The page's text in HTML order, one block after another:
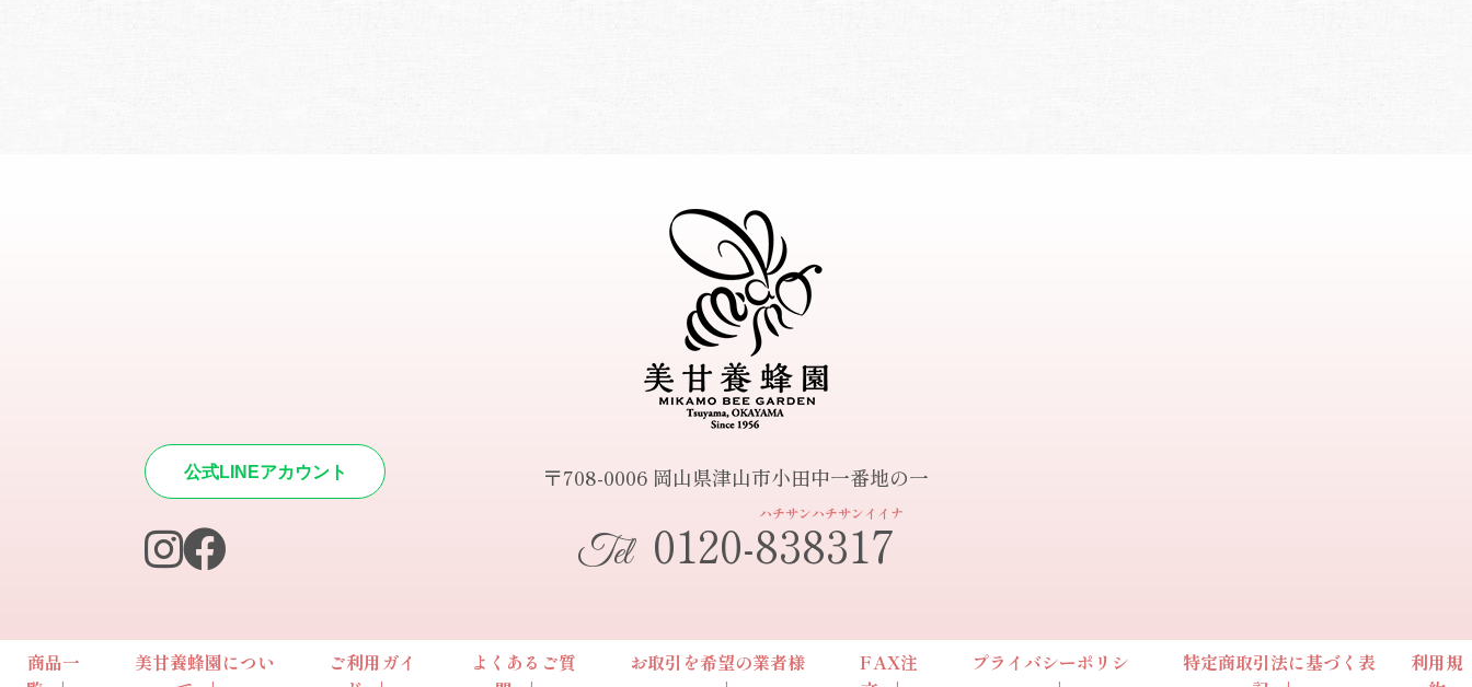
公式LINEアカウント 〒708-0006 岡山県津山市小田中一番地の一
ハチサンハチサンイイナ
Tel 0120-838317
商品一
美甘養蜂園につい
ご利用ガイ
よくあるご質
お取引を希望の業者様
FAX注
プライバシーポリシ
特定商取引法に基づく表
利用規